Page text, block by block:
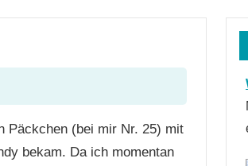
Päckchen (bei mir Nr. 25) mit
bekam. Da ich momentan